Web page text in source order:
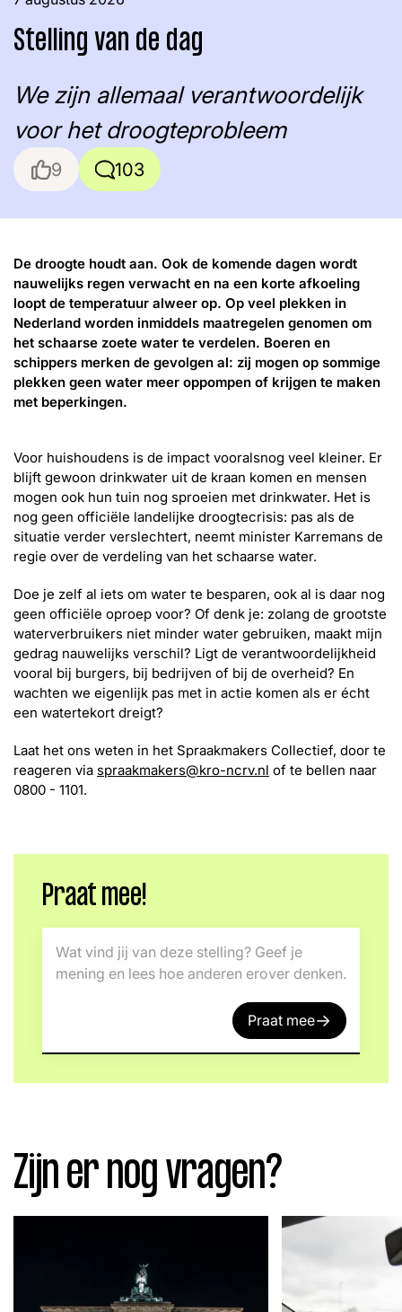
Threads
Facebook
Stelling van de dag
We zijn allemaal verantwoordelijk
voor het droogteprobleem
Like Reacties
De droogte houdt aan. Ook de komende dagen wordt
nauwelijks regen verwacht en na een korte afkoeling
loopt de temperatuur alweer op. Op veel plekken in
Nederland worden inmiddels maatregelen genomen om
het schaarse zoete water te verdelen. Boeren en
schippers merken de gevolgen al: zij mogen op sommige
plekken geen water meer oppompen of krijgen te maken
met beperkingen.
Voor huishoudens is de impact vooralsnog veel kleiner. Er
blijft gewoon drinkwater uit de kraan komen en mensen
mogen ook hun tuin nog sproeien met drinkwater. Het is
nog geen officiële landelijke droogtecrisis: pas als de
situatie verder verslechtert, neemt minister Karremans de
regie over de verdeling van het schaarse water.
Doe je zelf al iets om water te besparen, ook al is daar nog
geen officiële oproep voor? Of denk je: zolang de grootste
waterverbruikers niet minder water gebruiken, maakt mijn
gedrag nauwelijks verschil? Ligt de verantwoordelijkheid
vooral bij burgers, bij bedrijven of bij de overheid? En
wachten we eigenlijk pas met in actie komen als er écht
een watertekort dreigt?
Laat het ons weten in het Spraakmakers Collectief, door te
reageren via spraakmakers@kro-ncrv.nl of te bellen naar
0800 - 1101.
Praat mee!
Wat vind jij van deze stelling? Geef je
mening en lees hoe anderen erover denken.
Praat mee→
Zijn er nog vragen?